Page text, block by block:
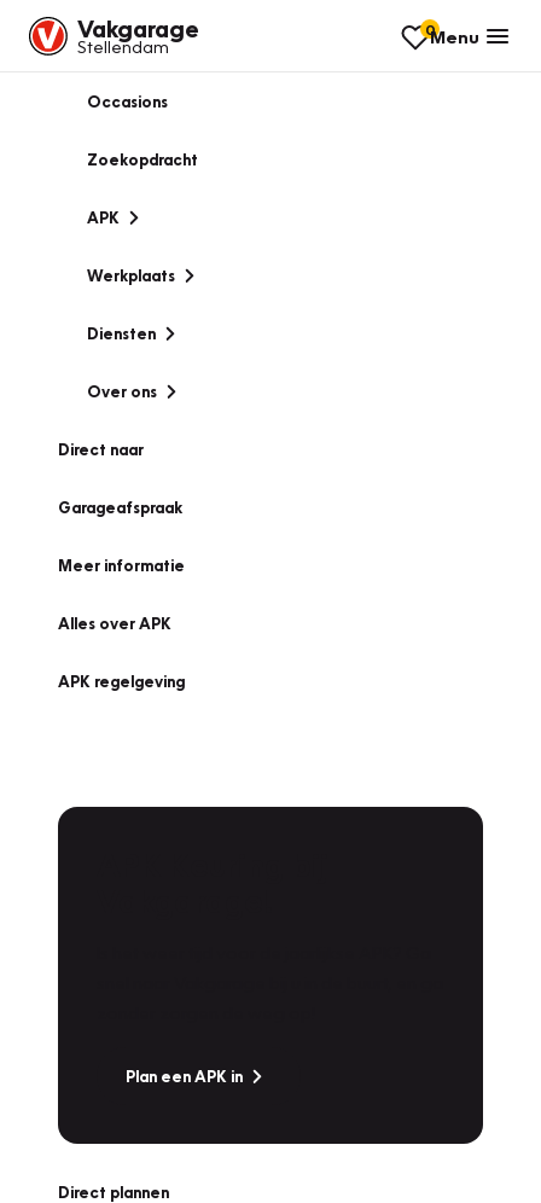
Vakgarage
Stellendam
0Menu
Occasions
Zoekopdracht
APK
Werkplaats
Diensten
Over ons
Direct naar
Garageafspraak
Meer informatie
Alles over APK
APK regelgeving
Plan een APK in
Direct plannen